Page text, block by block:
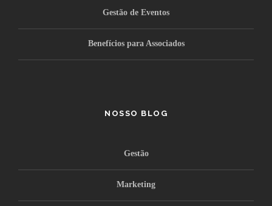
Gestão de Eventos
Benefícios para Associados
NOSSO BLOG
Gestão
Marketing